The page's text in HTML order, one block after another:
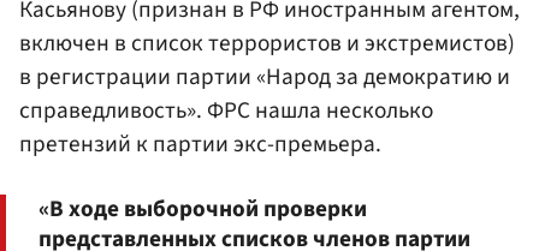
Касьянову (признан в РФ иностранным агентом,
включен в список террористов и экстремистов)
в регистрации партии «Народ за демократию и
справедливость». ФРС нашла несколько
претензий к партии экс-премьера.
«В ходе выборочной проверки
представленных списков членов партии